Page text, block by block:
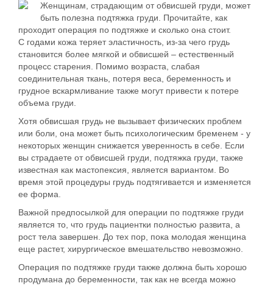
Женщинам, страдающим от обвисшей груди, может
быть полезна подтяжка груди. Прочитайте, как
проходит операция по подтяжке и сколько она стоит.
С годами кожа теряет эластичность, из-за чего грудь
становится более мягкой и обвисшей – естественный
процесс старения. Помимо возраста слабая
соединительная ткань потеря веса беременность и
грудное вскармливание также могут привести к потере
объема груди
Хотя обвисшая грудь не вызывает физических проблем
или боли, она может быть психологическим бременем - у
некоторых женщин снижается уверенность в себе. Если
вы страдаете от обвисшей груди, подтяжка груди, также
известная как мастопексия, является вариантом. Во
время этой процедуры грудь подтягивается и изменяется
ее форма.
Важной предпосылкой для операции по подтяжке груди
является то, что грудь пациентки полностью развита, а
рост тела завершен. До тех пор, пока молодая женщина
еще растет, хирургическое вмешательство невозможно.
Операция по подтяжке груди также должна быть хорошо
продумана до беременности , так как не всегда можно